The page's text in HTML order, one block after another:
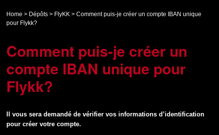
Home > Dépôts > FlyKK > Comment puis-je créer un compte IBAN unique
pour Flykk?
Comment puis-je créer un
compte IBAN unique pour
Flykk?
Il vous sera demandé de vérifier vos informations d’identification
pour créer votre compte.